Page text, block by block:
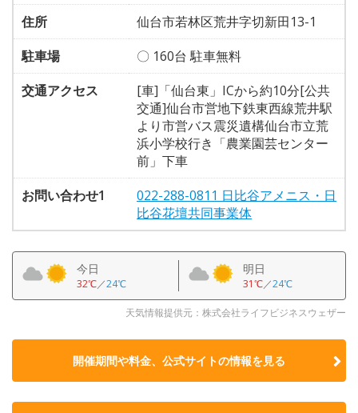
住所
仙台市若林区荒井字切新田13-1
駐車場
〇 160台 駐車無料
交通アクセス
[車]「仙台東」ICから約10分[公共
交通]仙台市営地下鉄東西線荒井駅
より市営バス震災遺構仙台市立荒
浜小学校行き「農業園芸センター
前」下車
お問い合わせ1
022-288-0811 日比谷アメニス・日
比谷花壇共同事業体
今日
32℃／24℃
明日
31℃／24℃
天気情報提供元：株式会社ライフビジネスウェザー
開催期間や料金、公式サイトの情報を見る